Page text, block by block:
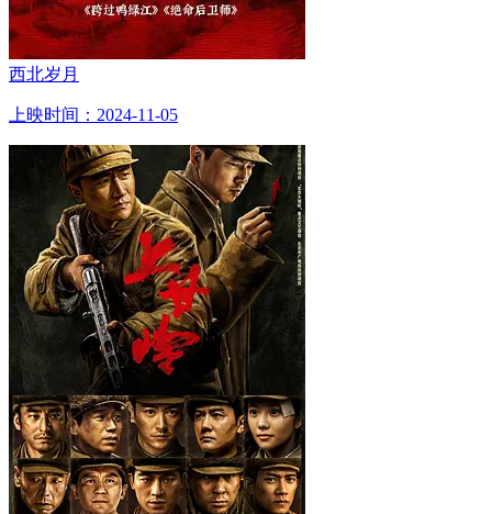
西北岁月
上映时间：2024-11-05